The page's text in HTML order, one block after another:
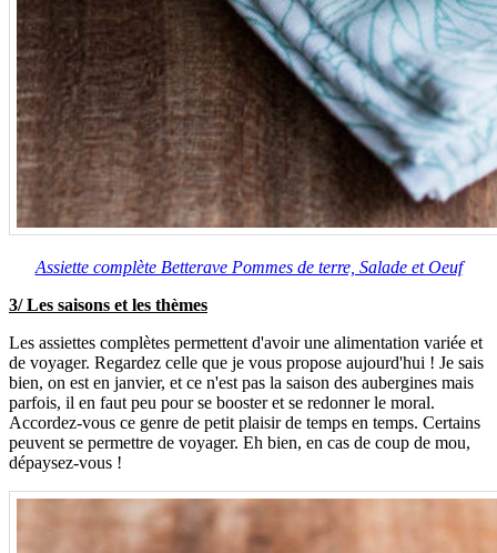
Assiette complète Betterave Pommes de terre, Salade et Oeuf
3/ Les saisons et les thèmes
Les assiettes complètes permettent d'avoir une alimentation variée et
de voyager. Regardez celle que je vous propose aujourd'hui ! Je sais
bien, on est en janvier, et ce n'est pas la saison des aubergines mais
parfois, il en faut peu pour se booster et se redonner le moral.
Accordez-vous ce genre de petit plaisir de temps en temps. Certains
peuvent se permettre de voyager. Eh bien, en cas de coup de mou,
dépaysez-vous !